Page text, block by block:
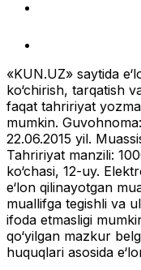
«KUN.UZ» saytida
ko‘chirish, tarqatish
faqat tahririyat
mumkin.
22.06.2015 yil.
Tahririyat manzili:
ko‘chasi, 12-uy.
e‘lon qilinayotgan
muallifga tegishli va
ifoda etmasligi
qo‘yilgan mazkur
huquqlari asosida